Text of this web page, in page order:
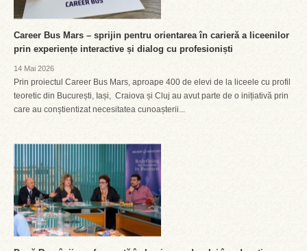
Career Bus Mars – sprijin pentru orientarea în carieră a liceenilor
prin experiențe interactive și dialog cu profesioniști
14 Mai 2026
Prin proiectul Career Bus Mars, aproape 400 de elevi de la liceele cu profil
teoretic din București, Iași, Craiova și Cluj au avut parte de o inițiativă prin
care au conștientizat necesitatea cunoașterii...